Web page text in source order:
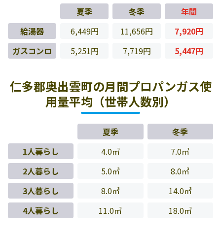
夏季 冬季
年間
給湯器
6,449円 11,656円
7,920円
ガスコンロ
5,251円 7,719円 5,447円
仁多郡奥出雲町の月間プロパンガス使
用量平均（世帯人数別）
夏季
冬季
1人暮らし
4.0㎥
7.0㎥
2人暮らし
5.0㎥
8.0㎥
3人暮らし
8.0㎥
14.0㎥
4人暮らし
11.0㎥ 18.0㎥